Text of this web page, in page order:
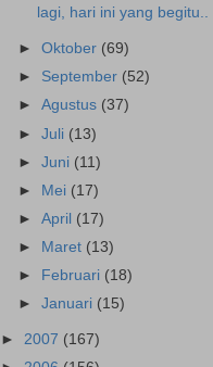
lagi, hari ini yang begitu..
►Oktober (69)
► September (52)
►Agustus (37)
►Juli (13)
►Juni (11)
►
Mei (17)
►April (17)
►
Maret (13)
►
Februari (18)
►Januari (15)
► 2007 (167)